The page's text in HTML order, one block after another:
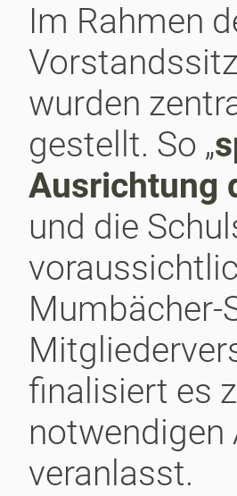
Im Rahmen
wurden
gestellt. So „
Ausrichtung
und die
Mumbächer-
finalisiert es
notwendigen
veranlasst.